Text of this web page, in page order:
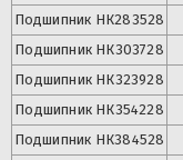
Подшипник НК283528
Подшипник НК303728
Подшипник НК323928
Подшипник НК354228
Подшипник НК384528